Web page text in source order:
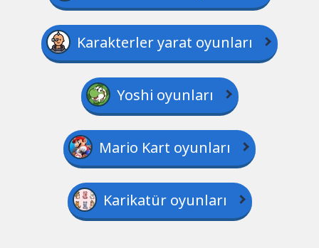
Karakterler yarat oyunları
Yoshi oyunları
Mario Kart oyunları
Karikatür oyunları